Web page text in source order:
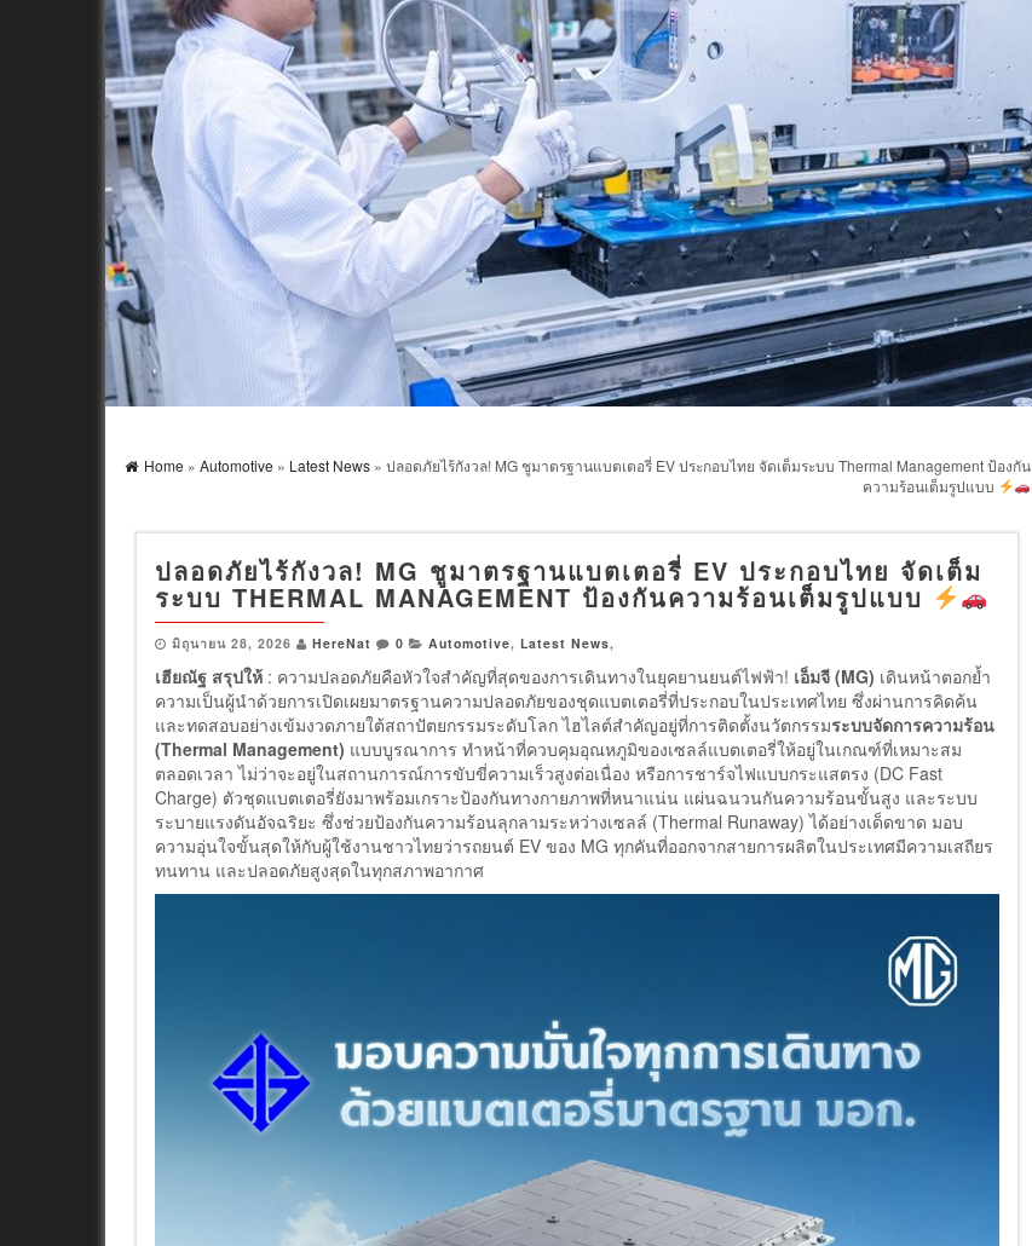
Home » Automotive » Latest News » ปลอดภัยไร้กังวล! MG ชูมาตรฐานแบตเตอรี่ EV ประกอบไทย จัดเต็มระบบ Thermal Management ป้องกัน
ความร้อนเต็มรูปแบบ
ปลอดภัยไร้กังวล! MG ชูมาตรฐานแบตเตอรี่ EV ประกอบไทย จัดเต็ม
ระบบ THERMAL MANAGEMENT ป้องกันความร้อนเต็มรูปแบบ
มิถุนายน 28, 2026 HereNat 0 Automotive, Latest News,
เฮียณัฐ สรุปให้ : ความปลอดภัยคือหัวใจสำคัญที่สุดของการเดินทางในยุคยานยนต์ไฟฟ้า! เอ็มจี (MG) เดินหน้าตอกย้ำ
ความเป็นผู้นำด้วยการเปิดเผยมาตรฐานความปลอดภัยของชุดแบตเตอรี่ที่ประกอบในประเทศไทย ซึ่งผ่านการคิดค้น
และทดสอบอย่างเข้มงวดภายใต้สถาปัตยกรรมระดับโลก ไฮไลต์สำคัญอยู่ที่การติดตั้งนวัตกรรมระบบจัดการความร้อน
(Thermal Management) แบบบูรณาการ ทำหน้าที่ควบคุมอุณหภูมิของเซลล์แบตเตอรี่ให้อยู่ในเกณฑ์ที่เหมาะสม
ตลอดเวลา ไม่ว่าจะอยู่ในสถานการณ์การขับขี่ความเร็วสูงต่อเนื่อง หรือการชาร์จไฟแบบกระแสตรง (DC Fast
Charge) ตัวชุดแบตเตอรี่ยังมาพร้อมเกราะป้องกันทางกายภาพที่หนาแน่น แผ่นฉนวนกันความร้อนขั้นสูง และระบบ
ระบายแรงดันอัจฉริยะ ซึ่งช่วยป้องกันความร้อนลุกลามระหว่างเซลล์ (Thermal Runaway) ได้อย่างเด็ดขาด มอบ
ความอุ่นใจขั้นสุดให้กับผู้ใช้งานชาวไทยว่ารถยนต์ EV ของ MG ทุกคันที่ออกจากสายการผลิตในประเทศมีความเสถียร
ทนทาน และปลอดภัยสูงสุดในทุกสภาพอากาศ